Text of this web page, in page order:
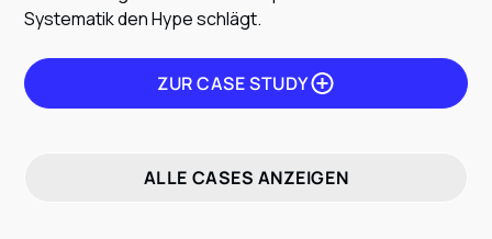
Systematik den Hype schlägt.
ZUR CASE STUDY
ALLE CASES ANZEIGEN